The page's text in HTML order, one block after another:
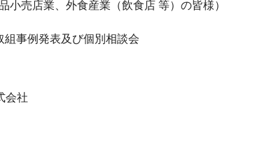
売店業、外食産業（飲食店 等）の皆様）
事例発表及び個別相談会
会社